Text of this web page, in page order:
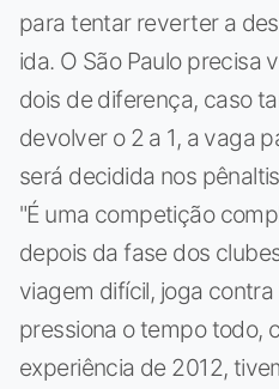
para tentar reverter a
ida. O São Paulo precisa
dois de diferença, caso
devolver o 2 a 1, a vaga
será decidida nos
"É uma competição
depois da fase dos
viagem difícil, joga
pressiona o tempo todo,
experiência de 2012,